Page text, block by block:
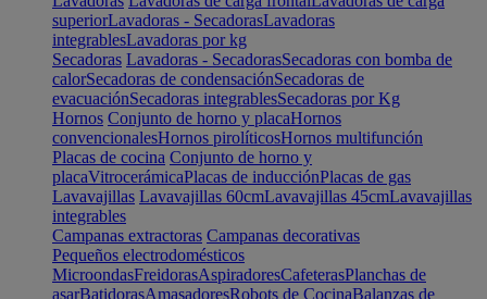
superiorLavadoras - SecadorasLavadoras
integrablesLavadoras por kg
Secadoras Lavadoras - SecadorasSecadoras con bomba de
calorSecadoras de condensaciónSecadoras de
evacuaciónSecadoras integrablesSecadoras por Kg
Hornos Conjunto de horno y placaHornos
convencionalesHornos pirolíticosHornos multifunción
Placas de cocina Conjunto de horno y
placaVitrocerámicaPlacas de inducciónPlacas de gas
Lavavajillas Lavavajillas 60cmLavavajillas 45cmLavavajillas
integrables
Campanas extractoras Campanas decorativas
Pequeños electrodomésticos
MicroondasFreidorasAspiradoresCafeterasPlanchas de
asarBatidorasAmasadoresRobots de CocinaBalanzas de